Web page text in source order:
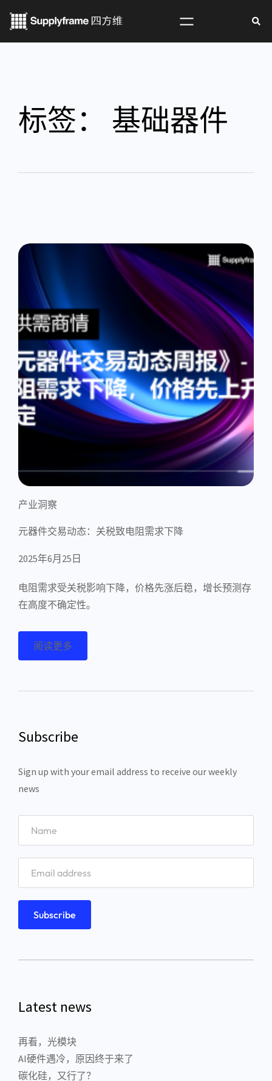
标签： 基础器件
产业洞察
元器件交易动态：关税致电阻需求下降
2025年6月25日
电阻需求受关税影响下降，价格先涨后稳，增长预测存
在高度不确定性。
阅读更多
Subscribe
Sign up with your email address to receive our weekly
news
Latest news
再看，光模块
AI硬件遇冷，原因终于来了
碳化硅，又行了？